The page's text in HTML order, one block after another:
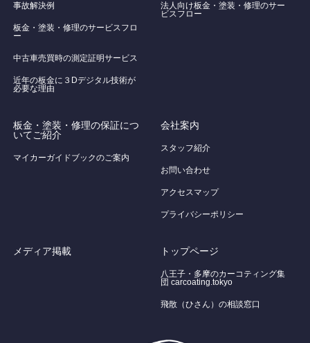
事故解決例
板金・塗装・修理のサービスフロ
ー
中古車売買時の測定証明サービス
近年の板金に３Dデジタル技術が
必要な理由
法人向け板金・塗装・修理のサー
ビスフロー
板金・塗装・修理の保証につ
いてご紹介
マイカーガイドブックのご案内
会社案内
スタッフ紹介
お問い合わせ
アクセスマップ
プライバシーポリシー
メディア掲載 トップページ
八王子・多摩のカーコティング集
団 carcoating.tokyo
飛散（ひさん）の相談窓口